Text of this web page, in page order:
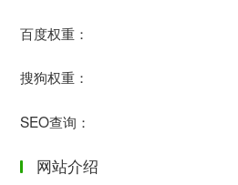
百度权重：
搜狗权重：
SEO查询：
网站介绍